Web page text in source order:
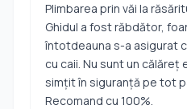
Plimbarea prin văi la
Ghidul a fost răbdător,
întotdeauna s-a asigurat
cu caii. Nu sunt un
simțit în siguranță pe tot
Recomand cu 100%.